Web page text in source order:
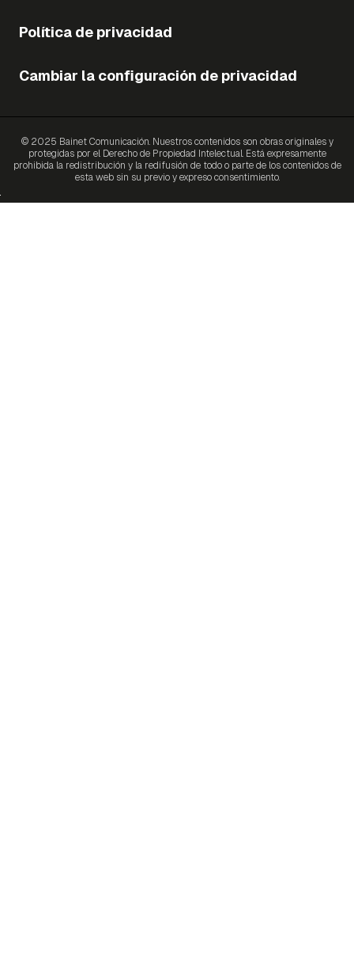
Política de privacidad
Cambiar la configuración de privacidad
© 2025 Bainet Comunicación. Nuestros contenidos son obras originales y
protegidas por el Derecho de Propiedad Intelectual. Está expresamente
prohibida la redistribución y la redifusión de todo o parte de los contenidos de
esta web sin su previo y expreso consentimiento.